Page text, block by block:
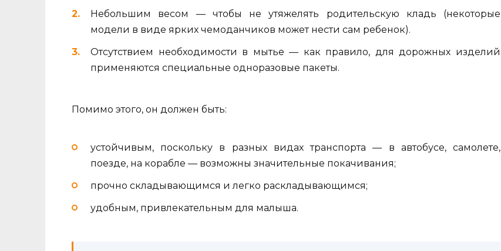
Небольшим весом — чтобы не утяжелять родительскую кладь (некоторые
модели в виде ярких чемоданчиков может нести сам ребенок).
Отсутствием необходимости в мытье — как правило, для дорожных изделий
применяются специальные одноразовые пакеты.
Помимо этого, он должен быть:
устойчивым, поскольку в разных видах транспорта — в автобусе, самолете,
поезде, на корабле — возможны значительные покачивания;
прочно складывающимся и легко раскладывающимся;
удобным, привлекательным для малыша.